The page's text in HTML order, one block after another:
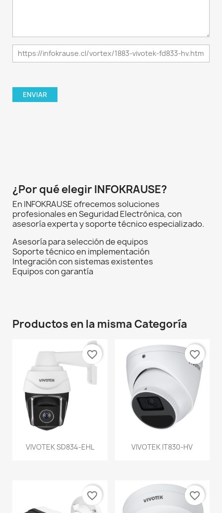
¿Por qué elegir INFOKRAUSE?
En INFOKRAUSE ofrecemos soluciones
profesionales en Seguridad Electrónica, con
asesoría experta y soporte técnico especializado.
Asesoría para selección de equipos
Soporte técnico en implementación
Integración con sistemas existentes
Equipos con garantía
Productos en la misma Categoría
VIVOTEK SD834-EHL
favorite_border
VIVOTEK IT830-HV
favorite_border
favorite_border favorite_border